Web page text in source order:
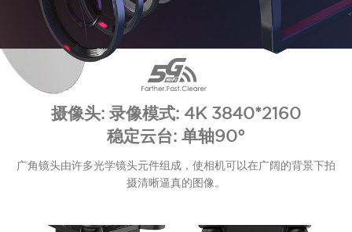
摄像头: 录像模式: 4K 3840*2160
稳定云台: 单轴90°
广角镜头由许多光学镜头元件组成，使相机可以在广阔的背景下拍
摄清晰逼真的图像。